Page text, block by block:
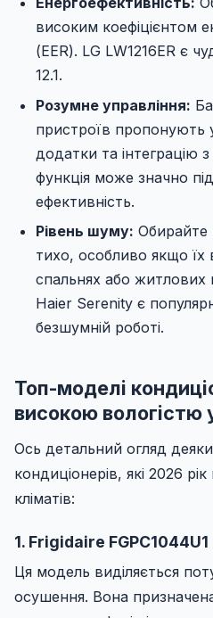
високим коефіцієнтом
(EER). LG LW1216ER є
12.1.
Розумне управління:
пристроїв пропонують
додатки та
функція може значно
ефективність.
Рівень шуму: Обирайте
тихо, особливо якщо
спальнях або житлових
Haier Serenity є
безшумній роботі.
Топ-моделі
високою вологістю
Ось детальний огляд
кондиціонерів, які 2026
кліматів:
1. Frigidaire FGPC1044U1
Ця модель виділяється
осушення. Вона